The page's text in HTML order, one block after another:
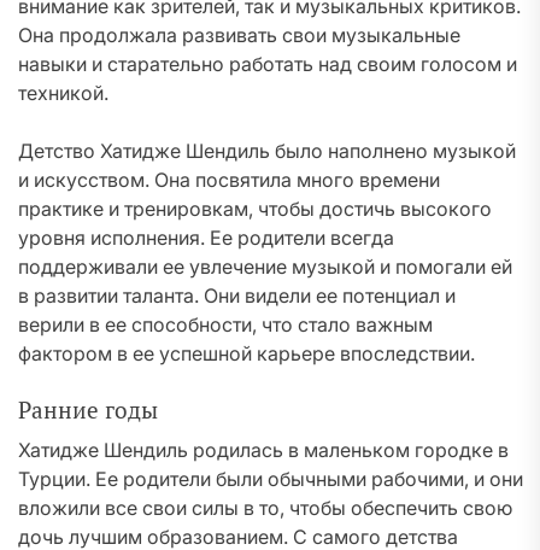
внимание как зрителей, так и музыкальных критиков.
Она продолжала развивать свои музыкальные
навыки и старательно работать над своим голосом и
техникой.
Детство Хатидже Шендиль было наполнено музыкой
и искусством. Она посвятила много времени
практике и тренировкам, чтобы достичь высокого
уровня исполнения. Ее родители всегда
поддерживали ее увлечение музыкой и помогали ей
в развитии таланта. Они видели ее потенциал и
верили в ее способности, что стало важным
фактором в ее успешной карьере впоследствии.
Ранние годы
Хатидже Шендиль родилась в маленьком городке в
Турции. Ее родители были обычными рабочими, и они
вложили все свои силы в то, чтобы обеспечить свою
дочь лучшим образованием. С самого детства